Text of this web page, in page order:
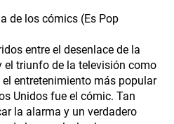
de los cómics (Es Pop
entre el desenlace de la
el triunfo de la televisión como
entretenimiento más popular
Unidos fue el cómic. Tan
la alarma y un verdadero